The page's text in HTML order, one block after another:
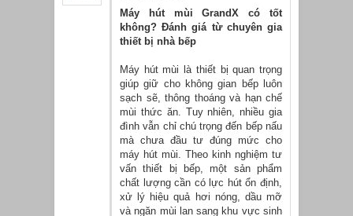
Máy hút mùi GrandX có tốt
không? Đánh giá từ chuyên gia
thiết bị nhà bếp
Máy hút mùi là thiết bị quan trọng
giúp giữ cho không gian bếp luôn
sạch sẽ, thông thoáng và hạn chế
mùi thức ăn. Tuy nhiên, nhiều gia
đình vẫn chỉ chú trọng đến bếp nấu
mà chưa đầu tư đúng mức cho
máy hút mùi. Theo kinh nghiệm tư
vấn thiết bị bếp, một sản phẩm
chất lượng cần có lực hút ổn định,
xử lý hiệu quả hơi nóng, dầu mỡ
và ngăn mùi lan sang khu vực sinh